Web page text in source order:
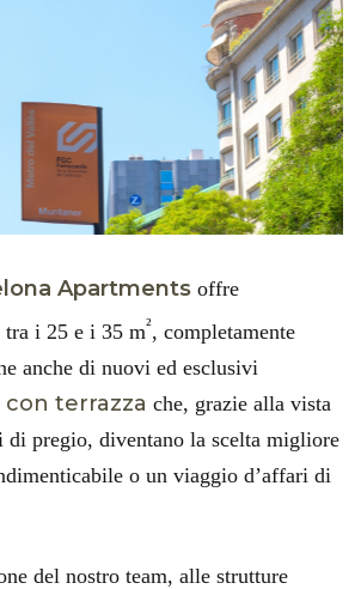
Apartments offre
tra i 25 e i 35 m², completamente
anche di nuovi ed esclusivi
terrazza che, grazie alla vista
di pregio, diventano la scelta migliore
o un viaggio d’affari di
del nostro team, alle strutture